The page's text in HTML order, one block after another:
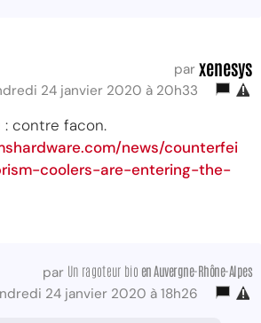
par xenesys
24 janvier 2020 à 20h33
contre facon.
news/counterfei
coolers-are-entering-the-
par Un ragoteur bio en Auvergne-Rhône-Alpes
24 janvier 2020 à 18h26